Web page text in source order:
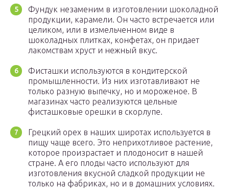
Фундук незаменим в изготовлении шоколадной
продукции, карамели. Он часто встречается или
целиком, или в измельченном виде в
шоколадных плитках, конфетах, он придает
лакомствам хруст и нежный вкус.
Фисташки используются в кондитерской
промышленности. Из них изготавливают не
только разную выпечку, но и мороженое. В
магазинах часто реализуются цельные
фисташковые орешки в скорлупе.
Грецкий орех в наших широтах используется в
пищу чаще всего. Это неприхотливое растение,
которое произрастает и плодоносит в нашей
стране. А его плоды часто используют для
изготовления вкусной сладкой продукции не
только на фабриках, но и в домашних условиях.